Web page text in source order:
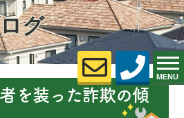
MENU
グ
を装った詐欺の傾